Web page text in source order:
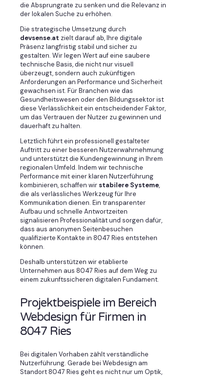
die Absprungrate zu senken und die Relevanz in
der lokalen Suche zu erhöhen.
Die strategische Umsetzung durch
devsense.at zielt darauf ab, Ihre digitale
Präsenz langfristig stabil und sicher zu
gestalten. Wir legen Wert auf eine saubere
technische Basis, die nicht nur visuell
überzeugt, sondern auch zukünftigen
Anforderungen an Performance und Sicherheit
gewachsen ist. Für Branchen wie das
Gesundheitswesen oder den Bildungssektor ist
diese Verlässlichkeit ein entscheidender Faktor,
um das Vertrauen der Nutzer zu gewinnen und
dauerhaft zu halten.
Letztlich führt ein professionell gestalteter
Auftritt zu einer besseren Nutzerwahrnehmung
und unterstützt die Kundengewinnung in Ihrem
regionalen Umfeld. Indem wir technische
Performance mit einer klaren Nutzerführung
kombinieren, schaffen wir stabilere Systeme,
die als verlässliches Werkzeug für Ihre
Kommunikation dienen. Ein transparenter
Aufbau und schnelle Antwortzeiten
signalisieren Professionalität und sorgen dafür,
dass aus anonymen Seitenbesuchen
qualifizierte Kontakte in 8047 Ries entstehen
können.
Deshalb unterstützen wir etablierte
Unternehmen aus 8047 Ries auf dem Weg zu
einem zukunftssicheren digitalen Fundament.
Projektbeispiele im Bereich
Webdesign für Firmen in
8047 Ries
Bei digitalen Vorhaben zählt verständliche
Nutzerführung. Gerade bei Webdesign am
Standort 8047 Ries geht es nicht nur um Optik,